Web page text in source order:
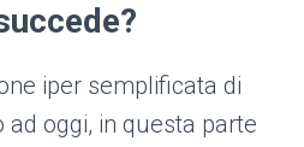
iper semplificata di
oggi, in questa parte